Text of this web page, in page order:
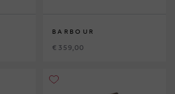
BARBOUR
€ 359,00